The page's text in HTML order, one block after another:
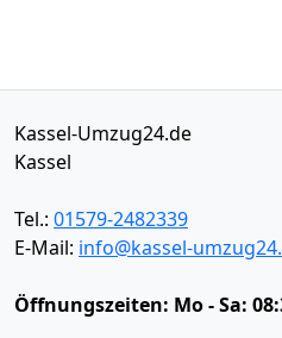
Kassel-Umzug24.de
Kassel
Tel.: 01579-2482339
E-Mail: info@kassel-
Öffnungszeiten: Mo - Sa: